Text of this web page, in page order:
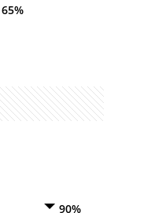
65%
90%